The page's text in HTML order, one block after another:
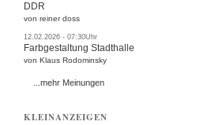
DDR
von reiner doss
12.02.2026 - 07:30Uhr
Farbgestaltung Stadthalle
von Klaus Rodominsky
...mehr Meinungen
KLEINANZEIGEN